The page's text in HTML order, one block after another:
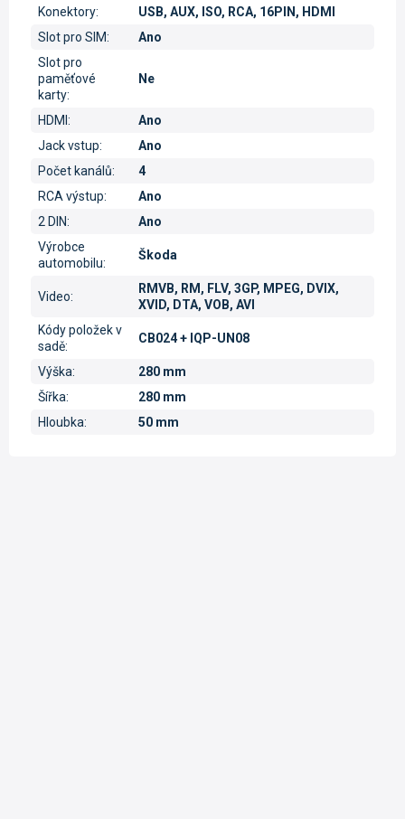
Konektory:
USB, AUX, ISO, RCA, 16PIN, HDMI
Slot pro SIM:
Ano
Slot pro
paměťové
karty:
Ne
HDMI :
Ano
Jack vstup:
Ano
Počet kanálů:
4
RCA výstup:
Ano
2 DIN:
Ano
Výrobce
automobilu:
Škoda
Video:
RMVB, RM, FLV, 3GP, MPEG, DVIX,
XVID, DTA, VOB, AVI
Kódy položek v
sadě:
CB024 + IQP-UN08
Výška:
280 mm
Šířka:
280 mm
Hloubka: 50 mm